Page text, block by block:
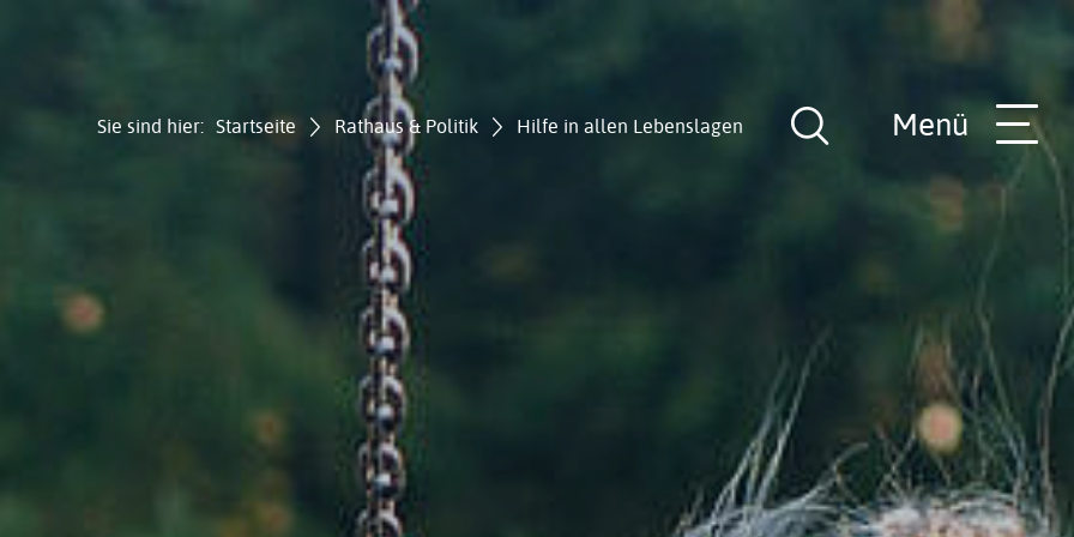
Sie sind hier: Startseite Rathaus & Politik Hilfe in allen Lebenslagen Menü
Rathaus-Team
Hilfe in allen Lebenslagen